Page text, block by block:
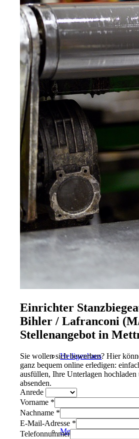
Velbert
Haan
Radevormwald
Heiligenhaus
Mettmann
Einrichter
Bihler / Lafranconi
Stellenangebot in
Sie wollen sich bewerben? Hier
ganz bequem online erledigen:
ausfüllen, Ihre Unterlagen
absenden.
Anrede
Vorname *
Nachname *
E-Mail-Adresse *
Telefonnummer